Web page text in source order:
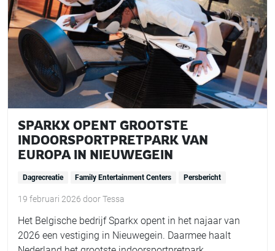
SPARKX OPENT GROOTSTE
INDOORSPORTPRETPARK VAN
EUROPA IN NIEUWEGEIN
Dagrecreatie Family Entertainment Centers Persbericht
19 februari 2026 doorTessa
Het Belgische bedrijf Sparkx opent in het najaar van
2026 een vestiging in Nieuwegein. Daarmee haalt